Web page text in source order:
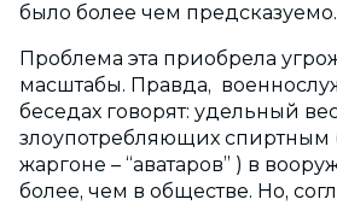
было более чем предсказуемо.
Проблема эта приобрела
масштабы. Правда,
беседах говорят: удельный
злоупотребляющих спиртным
жаргоне – “аватаров” ) в
более, чем в обществе. Но,